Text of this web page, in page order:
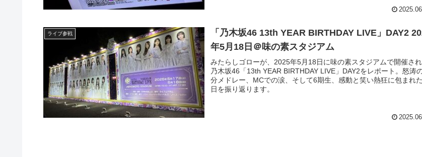
ライブ参戦
「乃木坂46 13th YEAR BIRTHDAY LIVE」DAY2
年5月18日＠味の素スタジアム
みたらしゴローが、2025年5月18日に味の素スタジアムで開催さ
乃木坂46「13th YEAR BIRTHDAY LIVE」DAY2をレポート。怒涛
分メドレー、MCでの涙、そして6期生、感動と笑い熱狂に包まれ
日を振り返ります。